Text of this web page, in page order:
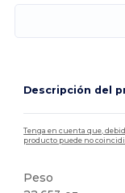
Descripción del
Tenga en cuenta que,
producto puede no
Peso